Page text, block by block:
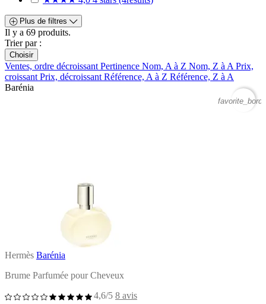
Plus de filtres
Il y a 69 produits.
Trier par :
Choisir
Ventes, ordre décroissant Pertinence Nom, A à Z Nom, Z à A Prix,
croissant Prix, décroissant Référence, A à Z Référence, Z à A
Barénia
Hermès Barénia
Brume Parfumée pour Cheveux
4,6/5 8 avis